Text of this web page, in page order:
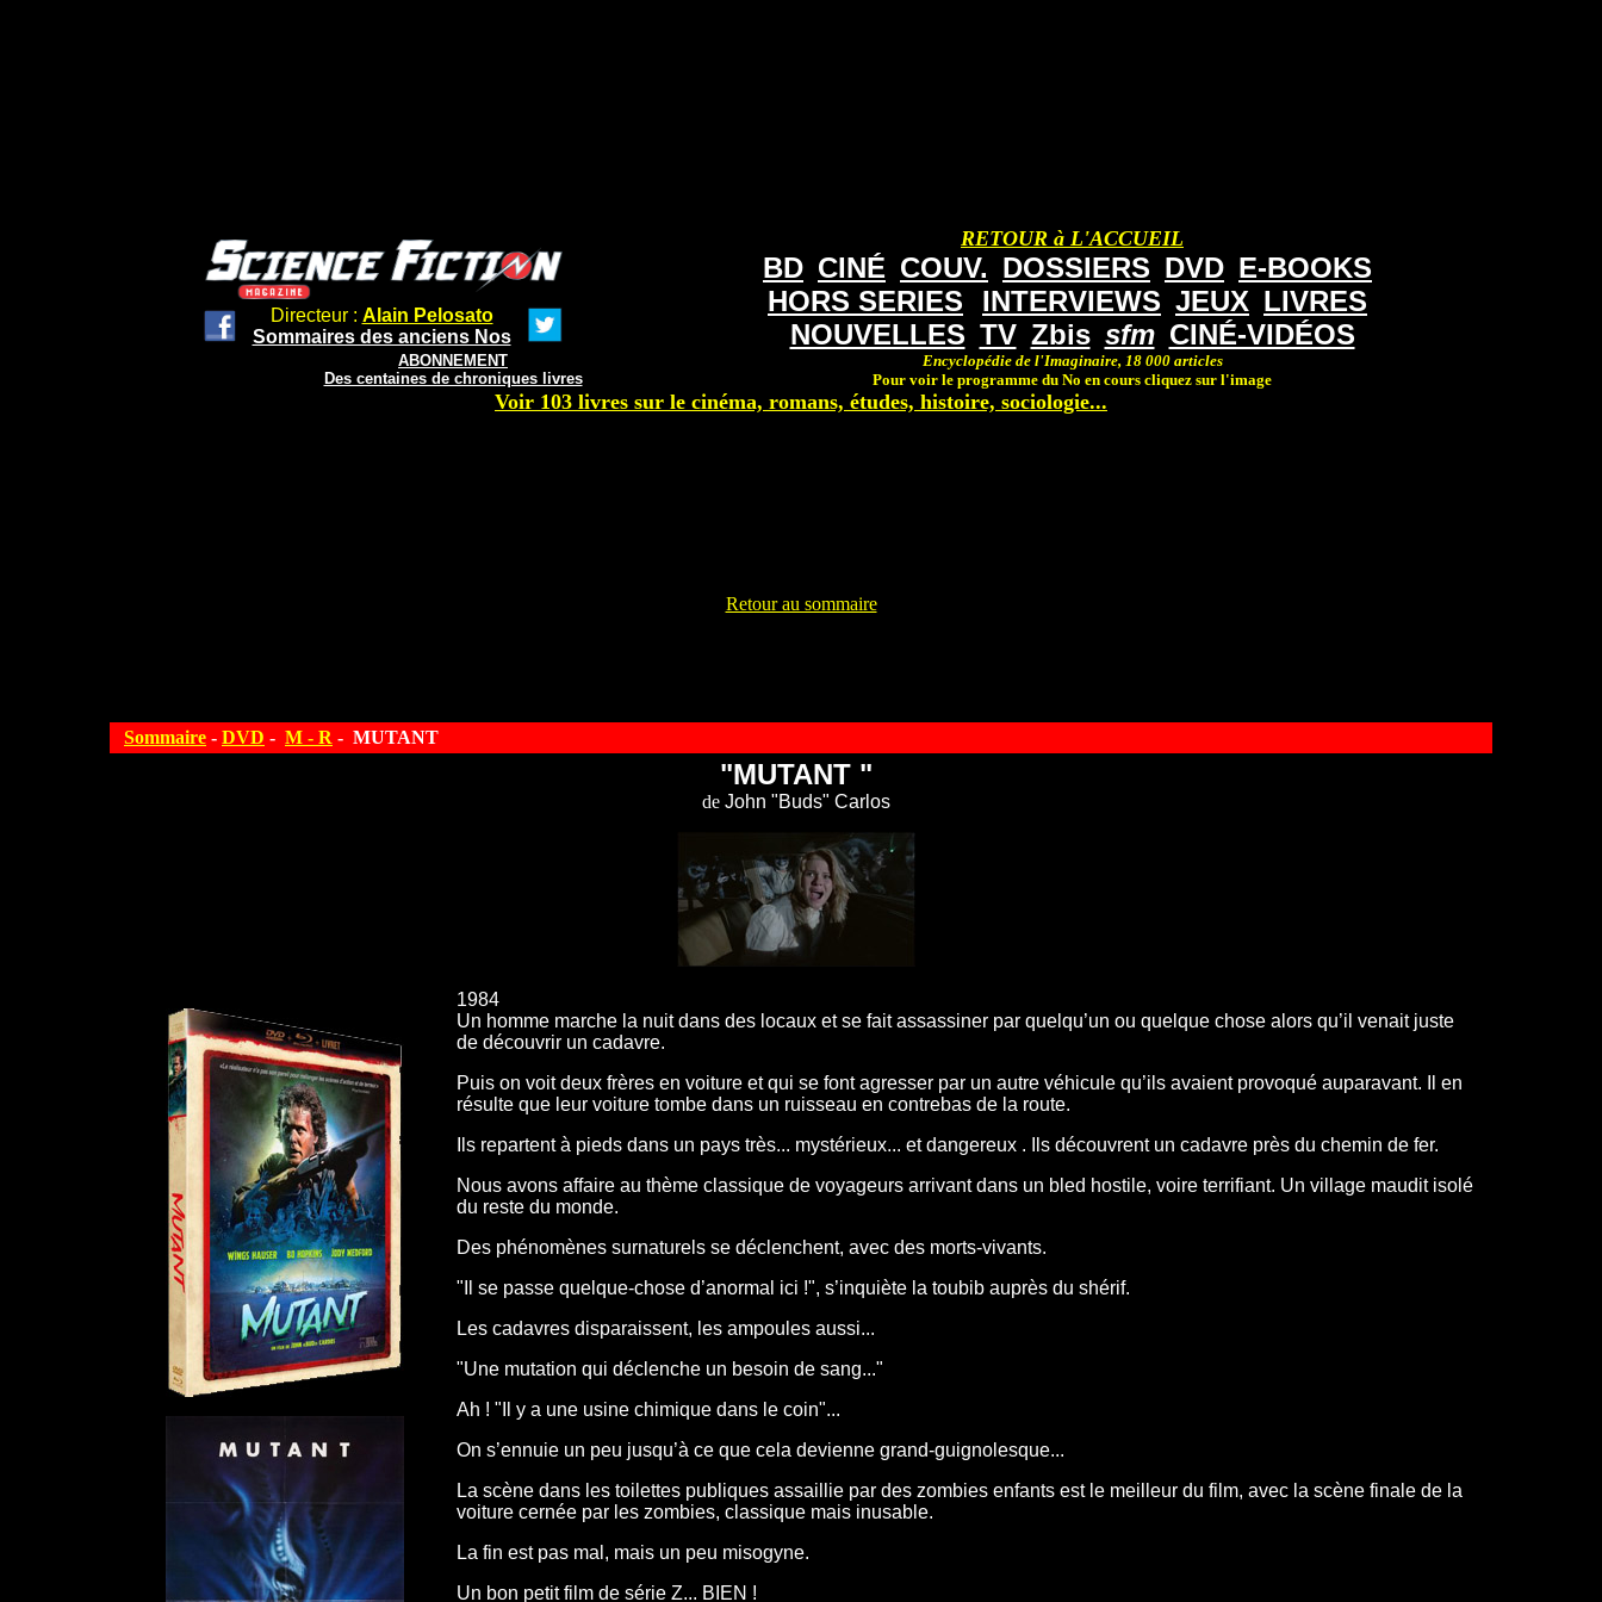
Directeur : Alain Pelosato
Sommaires des anciens Nos
ABONNEMENT
Des centaines de chroniques livres
RETOUR à L'ACCUEIL
BD CINÉ COUV. DOSSIERS DVD E-BOOKS
HORS SERIES
INTERVIEWS JEUX LIVRES
NOUVELLES TV Zbis sfm CINÉ-VIDÉOS
Encyclopédie de l'Imaginaire, 18 000 articles
Pour voir le programme du No en cours cliquez sur l'image
Voir 103 livres sur le cinéma, romans, études, histoire, sociologie...
Retour au sommaire
Sommaire - DVD - M - R - MUTANT
"MUTANT "
de John "Buds" Carlos
1984
Un homme marche la nuit dans des locaux et se fait assassiner par quelqu’un ou quelque chose alors qu’il venait juste
de découvrir un cadavre.
Puis on voit deux frères en voiture et qui se font agresser par un autre véhicule qu’ils avaient provoqué auparavant. Il en
résulte que leur voiture tombe dans un ruisseau en contrebas de la route.
Ils repartent à pieds dans un pays très... mystérieux... et dangereux . Ils découvrent un cadavre près du chemin de fer.
Nous avons affaire au thème classique de voyageurs arrivant dans un bled hostile, voire terrifiant. Un village maudit isolé
du reste du monde.
Des phénomènes surnaturels se déclenchent, avec des morts-vivants.
"Il se passe quelque-chose d’anormal ici !", s’inquiète la toubib auprès du shérif.
Les cadavres disparaissent, les ampoules aussi...
"Une mutation qui déclenche un besoin de sang..."
Ah ! "Il y a une usine chimique dans le coin"...
On s’ennuie un peu jusqu’à ce que cela devienne grand-guignolesque...
La scène dans les toilettes publiques assaillie par des zombies enfants est le meilleur du film, avec la scène finale de la
voiture cernée par les zombies, classique mais inusable.
La fin est pas mal, mais un peu misogyne.
Un bon petit film de série Z... BIEN !